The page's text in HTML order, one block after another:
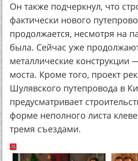
Он также подчеркнул, что
фактически нового
продолжается, несмотря на
была. Сейчас уже
металлические конструкции
моста. Кроме того, проект
Шулявского путепровода в
предусматривает
форме неполного листа
тремя съездами.